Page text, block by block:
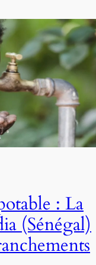
: La
(Sénégal)